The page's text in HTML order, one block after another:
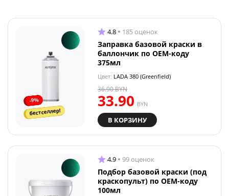
-9%
бестселлер!
4.8 185 оценок
Заправка базовой краски в
баллончик по OEM-коду
375мл
Цвет: LADA 380 (Greenfield)
33.90 BYN
36.90BYN
В КОРЗИНУ
4.9 99 оценок
Подбор базовой краски (под
краскопульт) по OEM-коду
100мл